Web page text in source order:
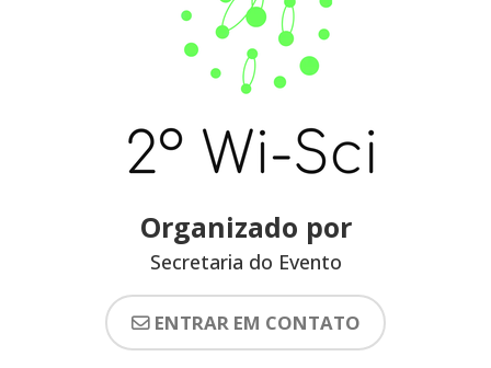
Organizado por
Secretaria do Evento
ENTRAR EM CONTATO